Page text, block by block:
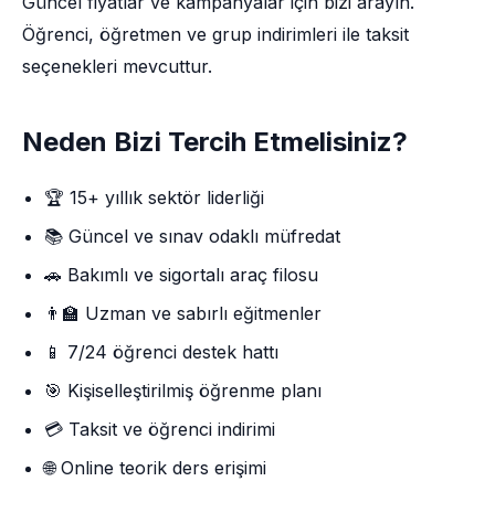
Öğrenci, öğretmen ve grup indirimleri ile taksit
seçenekleri mevcuttur.
Neden Bizi Tercih Etmelisiniz?
🏆 15+ yıllık sektör liderliği
📚 Güncel ve sınav odaklı müfredat
🚗 Bakımlı ve sigortalı araç filosu
👨‍🏫 Uzman ve sabırlı eğitmenler
📱 7/24 öğrenci destek hattı
🎯 Kişiselleştirilmiş öğrenme planı
💳 Taksit ve öğrenci indirimi
🌐 Online teorik ders erişimi